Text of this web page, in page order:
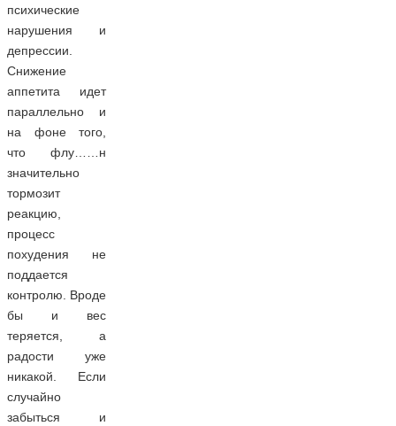
психические
нарушения и
депрессии.
Снижение
аппетита идет
параллельно и
на фоне того,
что флу……н
значительно
тормозит
реакцию,
процесс
похудения не
поддается
контролю. Вроде
бы и вес
теряется, а
радости уже
никакой. Если
случайно
забыться и